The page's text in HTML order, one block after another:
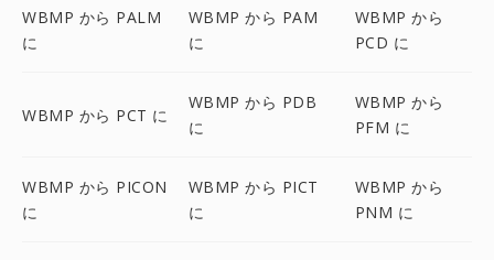
WBMP から PALM
に
WBMP から PAM
に
WBMP から
PCD に
WBMP から PCT に
WBMP から PDB
に
WBMP から
PFM に
WBMP から PICON
に
WBMP から PICT
に
WBMP から
PNM に